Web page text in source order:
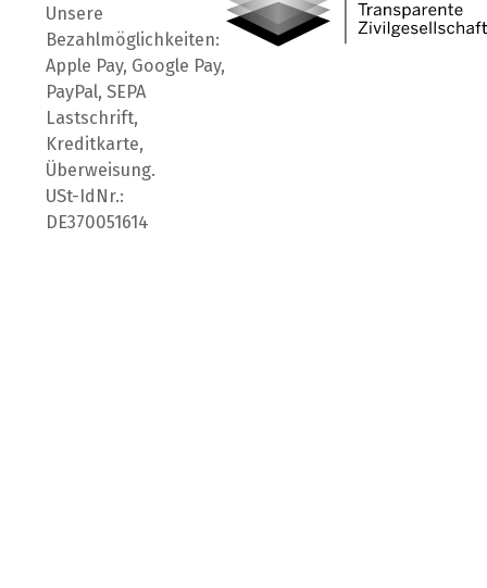
Unsere
Bezahlmöglichkeiten:
Apple Pay, Google Pay,
PayPal, SEPA
Lastschrift,
Kreditkarte,
Überweisung.
USt-IdNr.:
DE370051614